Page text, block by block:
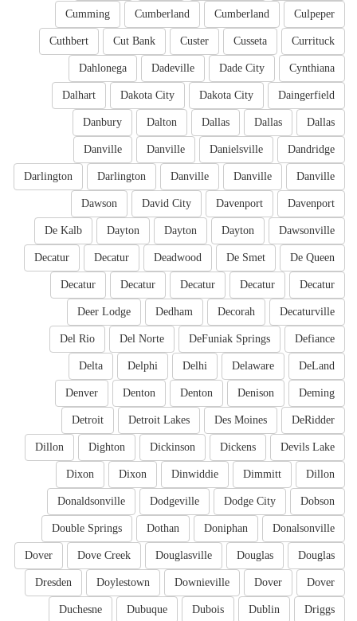
Culpeper
Cumberland
Cumberland
Cumming
Currituck
Cusseta
Custer
Cut Bank
Cuthbert
Cynthiana
Dade City
Dadeville
Dahlonega
Daingerfield
Dakota City
Dakota City
Dalhart
Dallas
Dallas
Dallas
Dalton
Danbury
Dandridge
Danielsville
Danville
Danville
Danville
Danville
Danville
Darlington
Darlington
Davenport
Davenport
David City
Dawson
Dawsonville
Dayton
Dayton
Dayton
De Kalb
De Queen
De Smet
Deadwood
Decatur
Decatur
Decatur
Decatur
Decatur
Decatur
Decatur
Decaturville
Decorah
Dedham
Deer Lodge
Defiance
DeFuniak Springs
Del Norte
Del Rio
DeLand
Delaware
Delhi
Delphi
Delta
Deming
Denison
Denton
Denton
Denver
DeRidder
Des Moines
Detroit Lakes
Detroit
Devils Lake
Dickens
Dickinson
Dighton
Dillon
Dillon
Dimmitt
Dinwiddie
Dixon
Dixon
Dobson
Dodge City
Dodgeville
Donaldsonville
Donalsonville
Doniphan
Dothan
Double Springs
Douglas
Douglas
Douglasville
Dove Creek
Dover
Dover
Dover
Downieville
Doylestown
Dresden
Driggs
Dublin
Dubois
Dubuque
Duchesne